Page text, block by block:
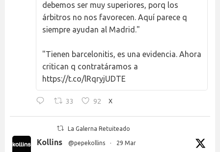
debemos ser muy superiores, porq los
árbitros no nos favorecen. Aquí parece q
siempre ayudan al Madrid."
"Tienen barcelonitis, es una evidencia. Ahora
critican q contratáramos a
https://t.co/lRqryjUDTE
33 92 X
La Galerna Retuiteado
Kollins @pepekollins · 29 Mar